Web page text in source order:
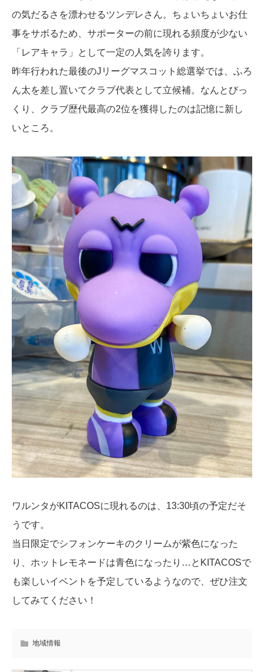
の気だるさを漂わせるツンデレさん。ちょいちょいお仕
事をサボるため、サポーターの前に現れる頻度が少ない
「レアキャラ」として一定の人気を誇ります。
昨年行われた最後のJリーグマスコット総選挙では、ふろ
ん太を差し置いてクラブ代表として立候補。なんとびっ
くり、クラブ歴代最高の2位を獲得したのは記憶に新し
いところ。
ワルンタがKITACOSに現れるのは、13:30頃の予定だそ
うです。
当日限定でシフォンケーキのクリームが紫色になった
り、ホットレモネードは青色になったり…とKITACOSで
も楽しいイベントを予定しているようなので、ぜひ注文
してみてください！
地域情報